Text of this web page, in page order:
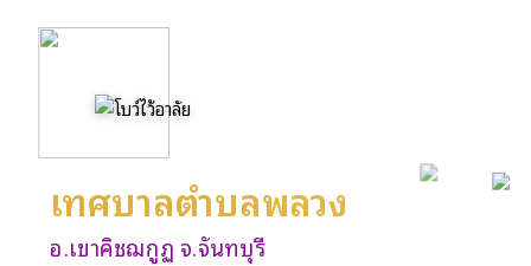
เทศบาลตำบลพลวง
อ.เขาคิชฌกูฏ จ.จันทบุรี